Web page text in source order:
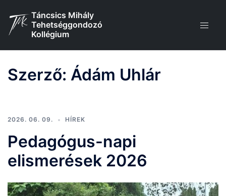
content
Táncsics Mihály
Tehetséggondozó
Kollégium
Szerző: Ádám Uhlár
2026. 06. 09. HÍREK
Pedagógus-napi
elismerések 2026